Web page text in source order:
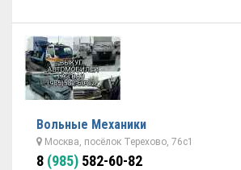
Вольные Механики
Москва, посёлок Терехово, 76с1
8 (985) 582-60-82